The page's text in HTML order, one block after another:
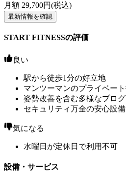
月額 29,700円(税込)
最新情報を確認
START FITNESSの評価
良い
駅から徒歩1分の好立地
マンツーマンのプライベー
姿勢改善を含む多様なプロ
セキュリティ万全の安心設備
気になる
水曜日が定休日で利用不可
設備・サービス